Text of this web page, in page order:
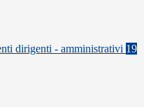
dirigenti - amministrativi 19